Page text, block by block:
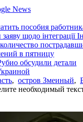
News
пособия
щодо інтеграції
в пятницу
обсудили детали
, остров Змеиный,
необходимый